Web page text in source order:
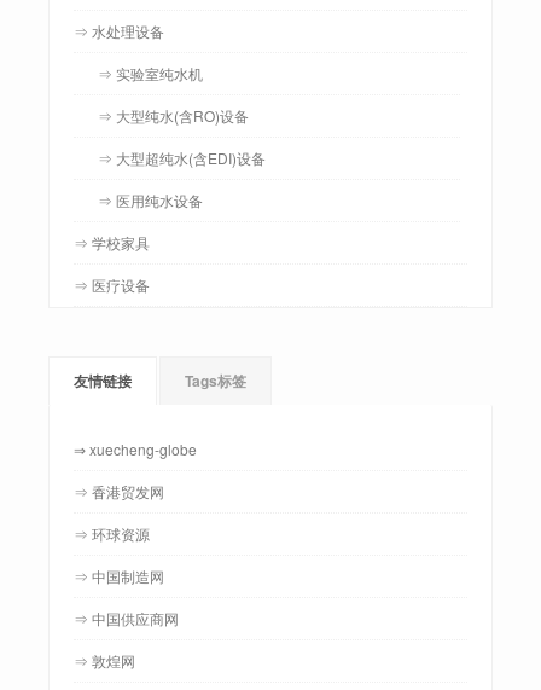
⇒ 水处理设备
⇒ 实验室纯水机
⇒ 大型纯水(含RO)设备
⇒ 大型超纯水(含EDI)设备
⇒ 医用纯水设备
⇒ 学校家具
⇒ 医疗设备
友情链接 Tags标签
⇒ xuecheng-globe
⇒ 香港贸发网
⇒ 环球资源
⇒ 中国制造网
⇒ 中国供应商网
⇒ 敦煌网